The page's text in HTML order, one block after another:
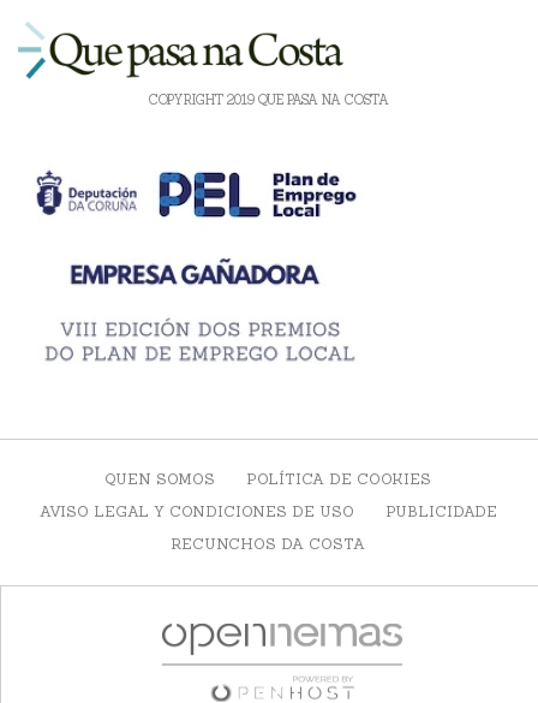
COPYRIGHT 2019 QUE PASA NA COSTA
QUEN SOMOS
POLÍTICA DE COOKIES
AVISO LEGAL Y CONDICIONES DE USO
PUBLICIDADE
RECUNCHOS DA COSTA